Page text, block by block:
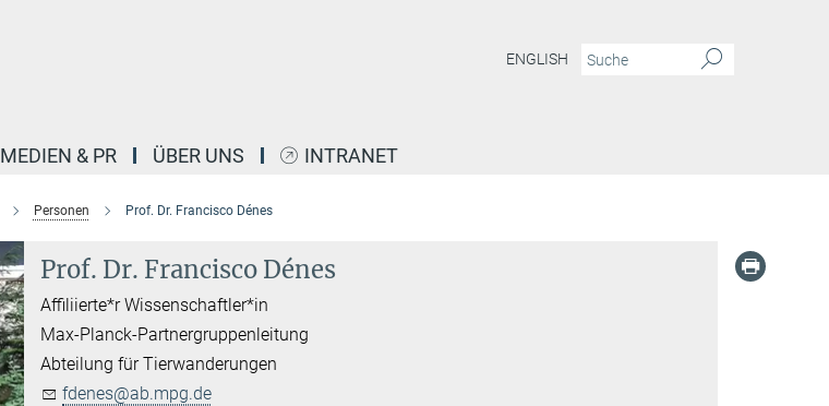
ENGLISH
MEDIEN & PR ÜBER UNS INTRANET
Personen Prof. Dr. Francisco Dénes
Prof. Dr. Francisco Dénes
Affiliierte*r Wissenschaftler*in
Max-Planck-Partnergruppenleitung
Abteilung für Tierwanderungen
fdenes@ab.mpg.de